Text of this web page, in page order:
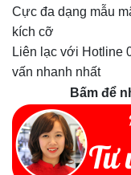
Cực đa dạng mẫu
kích cỡ
Liên lạc với Hotline
vấn nhanh nhất
Bấm để